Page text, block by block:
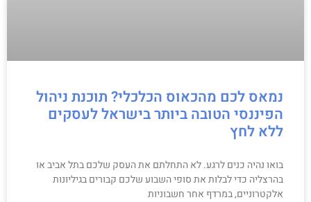
נמאס לכם מהכאוס הכלכלי? תוכנת ניהול
הפיננסי הטובה ביותר בישראל לעסקים
ללא לחץ
בואו נהיה כנים לרגע. לא התחלתם את העסק שלכם בתל אביב או
בהרצליה כדי לבלות את סופי השבוע שלכם קבורים בגיליונות
אלקטרוניים, במרדף אחר חשבוניות